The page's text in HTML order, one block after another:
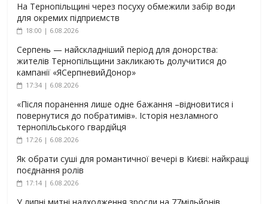
На Тернопільщині через посуху обмежили забір води
для окремих підприємств
18:00 | 6.08.2026
Серпень — найскладніший період для донорства:
жителів Тернопільщини закликають долучитися до
кампанії «ЯСерпневийДонор»
17:34 | 6.08.2026
«Після поранення лише одне бажання –відновитися і
повернутися до побратимів». Історія незламного
тернопільського гвардійця
17:26 | 6.08.2026
Як обрати суші для романтичної вечері в Києві: найкращі
поєднання ролів
17:14 | 6.08.2026